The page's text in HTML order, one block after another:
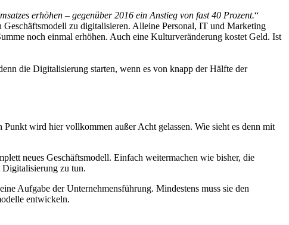
erhöhen – gegenüber 2016 ein Anstieg von fast 40 Prozent.“
zu digitalisieren. Alleine Personal, IT und Marketing
noch einmal erhöhen. Auch eine Kulturveränderung kostet Geld. Ist
die Digitalisierung starten, wenn es von knapp der Hälfte der
wird hier vollkommen außer Acht gelassen. Wie sieht es denn mit
neues Geschäftsmodell. Einfach weitermachen wie bisher, die
Digitalisierung zu tun.
Aufgabe der Unternehmensführung. Mindestens muss sie den
entwickeln.